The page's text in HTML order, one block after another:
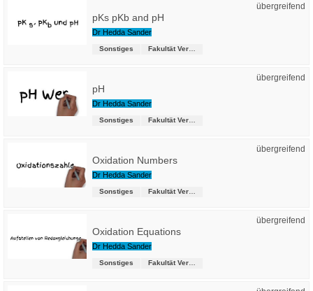
übergreifend
pKs pKb and pH
Dr Hedda Sander
Sonstiges
übergreifend
pH
Dr Hedda Sander
Sonstiges
übergreifend
Oxidation Numbers
Dr Hedda Sander
Sonstiges
übergreifend
Oxidation Equations
Dr Hedda Sander
Sonstiges